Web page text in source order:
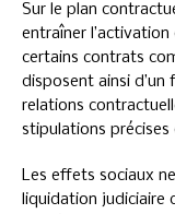
Sur le plan
entraîner
certains contrats
disposent ainsi
relations
stipulations précises
Les effets sociaux
liquidation judiciaire